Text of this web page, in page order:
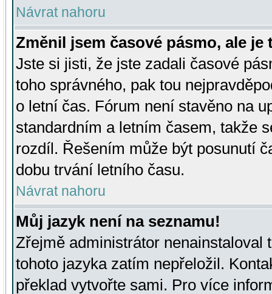
Návrat nahoru
Změnil jsem časové pásmo, ale je
Jste si jisti, že jste zadali časové
toho správného, pak tou
o letní čas. Fórum není stavěno na
standardním a letním časem, takže
rozdíl. Řešením může být posunutí
dobu trvání letního času.
Návrat nahoru
Můj jazyk není na seznamu!
Zřejmě administrátor nenainstaloval
tohoto jazyka zatím nepřeložil.
překlad vytvořte sami. Pro více